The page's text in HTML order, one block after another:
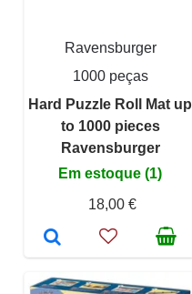
Ravensburger
1000 peças
Hard Puzzle Roll Mat up
to 1000 pieces
Ravensburger
Em estoque (1)
18,00 €